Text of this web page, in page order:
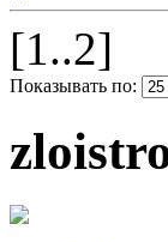
[1..2]
Показывать по: